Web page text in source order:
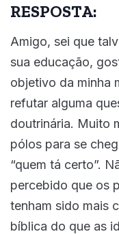
RESPOSTA:
Amigo, sei que
sua educação,
objetivo da minha
refutar alguma
doutrinária. Muito
pólos para se
“quem tá certo”.
percebido que os
tenham sido mais
bíblica do que as